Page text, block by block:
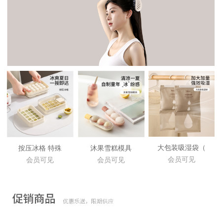
按压冰格 特殊
会员可见
沐果雪糕模具
会员可见
大包装吸湿袋（
会员可见